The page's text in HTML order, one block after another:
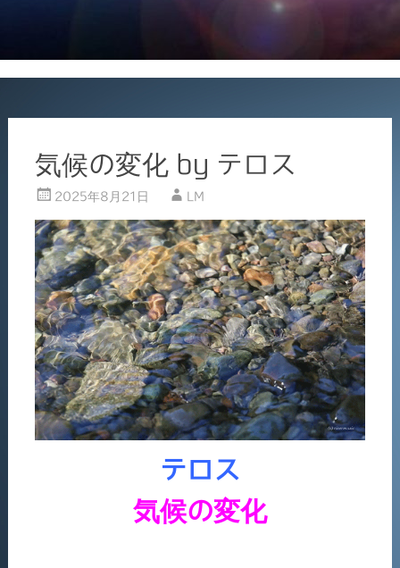
気候の変化 by テロス
2025年8月21日 LM
テロス
気候の変化